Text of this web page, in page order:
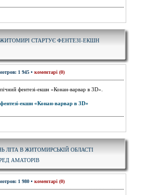
СТАРТУЄ ФЕНТЕЗІ-ЕКШН
1 945 • коментарі (0)
фентезі-екшн «Конан-варвар в 3D».
ЛІТА В ЖИТОМИРСЬКІЙ ОБЛАСТІ
АМАТОРІВ
1 980 • коментарі (0)